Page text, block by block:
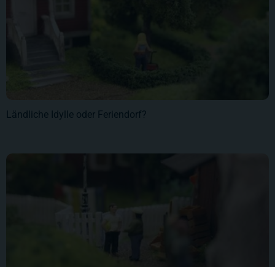
Ländliche Idylle oder Feriendorf?